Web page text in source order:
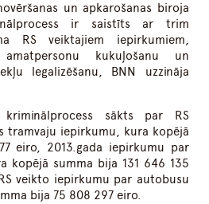
un apkarošanas biroja
ir saistīts ar trim
RS veiktajiem iepirkumiem,
kukuļošanu un
legalizēšanu, BNN uzzināja
sākts par RS
tramvaju iepirkumu, kura kopējā
eiro, 2013.gada iepirkumu par
kopējā summa bija 131 646 135
veikto iepirkumu par autobusu
bija 75 808 297 eiro.